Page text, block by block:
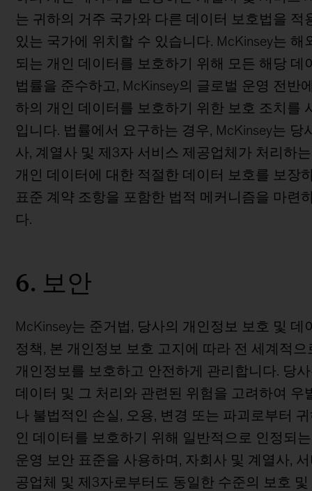
는 귀하의 거주 국가와 다른 데이터 보호법을 적
있는 국가에 위치할 수 있습니다. McKinsey는 해
되는 개인 데이터를 보호하기 위해 모든 해당 데
법률을 준수하고, McKinsey의 글로벌 운영 전반
하의 개인 데이터를 보호하기 위한 보호 조치를
입니다. 법률에서 요구하는 경우, McKinsey는 당
사, 계열사 및 제3자 서비스 제공업체가 처리하
개인 데이터에 대한 적절한 데이터 보호를 보장
표준 계약 조항을 포함한 법적 메커니즘을 마련
다.
6. 보안
McKinsey는 준거법, 당사의 개인정보 보호 및 데
정책, 본 개인정보 보호 고지에 따라 전 세계적으
개인정보를 보호하고 안전하게 관리합니다. 당
데이터 및 그 처리와 관련된 위험을 고려하여 우
나 불법적인 손실, 오용, 변경 또는 파괴로부터
인 데이터를 보호하기 위해 일반적으로 인정되
운영 보안 표준을 사용하며, 자회사 및 계열사,
공업체 및 제3자로부터도 동일한 수준의 보호